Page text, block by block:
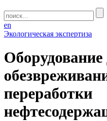
en
Экологическая экспертиза
Оборудование
переработки